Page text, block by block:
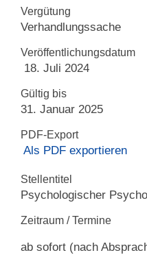
Stellentitel
Psychologischer
Zeitraum / Termine
ab sofort (nach
Vergütung
Verhandlungssache
Veröffentlichungsdatum
18. Juli 2024
Gültig bis
31. Januar 2025
PDF-Export
Als PDF exportieren